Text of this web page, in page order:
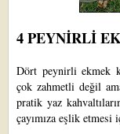
4 PEYNİRLİ
Dört peynirli ekmek
çok zahmetli değil
pratik yaz
çayımıza eşlik etmesi